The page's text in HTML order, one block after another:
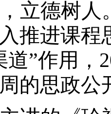
立德树人
推进课程
道”作用，
的思政公